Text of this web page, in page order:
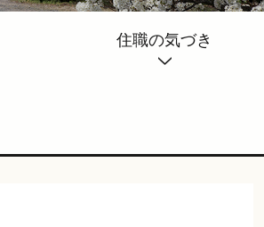
住職の気づき